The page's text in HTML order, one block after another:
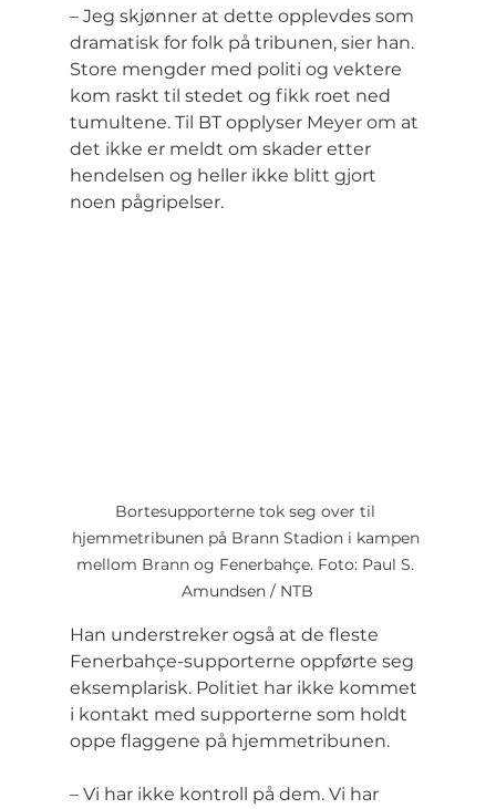
– Jeg skjønner at dette opplevdes som
dramatisk for folk på tribunen, sier han.
Store mengder med politi og vektere
kom raskt til stedet og fikk roet ned
tumultene. Til BT opplyser Meyer om at
det ikke er meldt om skader etter
hendelsen og heller ikke blitt gjort
noen pågripelser.
Bortesupporterne tok seg over til
hjemmetribunen på Brann Stadion i kampen
mellom Brann og Fenerbahçe. Foto: Paul S.
Amundsen / NTB
Han understreker også at de fleste
Fenerbahçe-supporterne oppførte seg
eksemplarisk. Politiet har ikke kommet
i kontakt med supporterne som holdt
oppe flaggene på hjemmetribunen.
– Vi har ikke kontroll på dem. Vi har